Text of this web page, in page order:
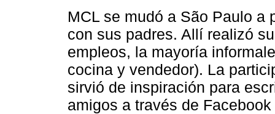
MCL se mudó a São Paulo a
con sus padres. Allí realizó
empleos, la mayoría
cocina y vendedor). La
sirvió de inspiración para
amigos a través de